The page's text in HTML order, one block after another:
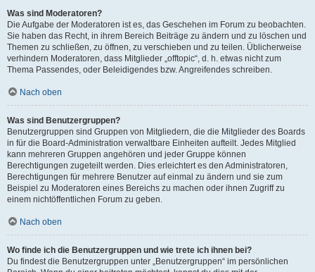
Was sind Moderatoren?
Die Aufgabe der Moderatoren ist es, das Geschehen im Forum zu beobachten.
Sie haben das Recht, in ihrem Bereich Beiträge zu ändern und zu löschen und
Themen zu schließen, zu öffnen, zu verschieben und zu teilen. Üblicherweise
verhindern Moderatoren, dass Mitglieder „offtopic“, d. h. etwas nicht zum
Thema Passendes, oder Beleidigendes bzw. Angreifendes schreiben.
Nach oben
Was sind Benutzergruppen?
Benutzergruppen sind Gruppen von Mitgliedern, die die Mitglieder des Boards
in für die Board-Administration verwaltbare Einheiten aufteilt. Jedes Mitglied
kann mehreren Gruppen angehören und jeder Gruppe können
Berechtigungen zugeteilt werden. Dies erleichtert es den Administratoren,
Berechtigungen für mehrere Benutzer auf einmal zu ändern und sie zum
Beispiel zu Moderatoren eines Bereichs zu machen oder ihnen Zugriff zu
einem nichtöffentlichen Forum zu geben.
Nach oben
Wo finde ich die Benutzergruppen und wie trete ich ihnen bei?
Du findest die Benutzergruppen unter „Benutzergruppen“ im persönlichen